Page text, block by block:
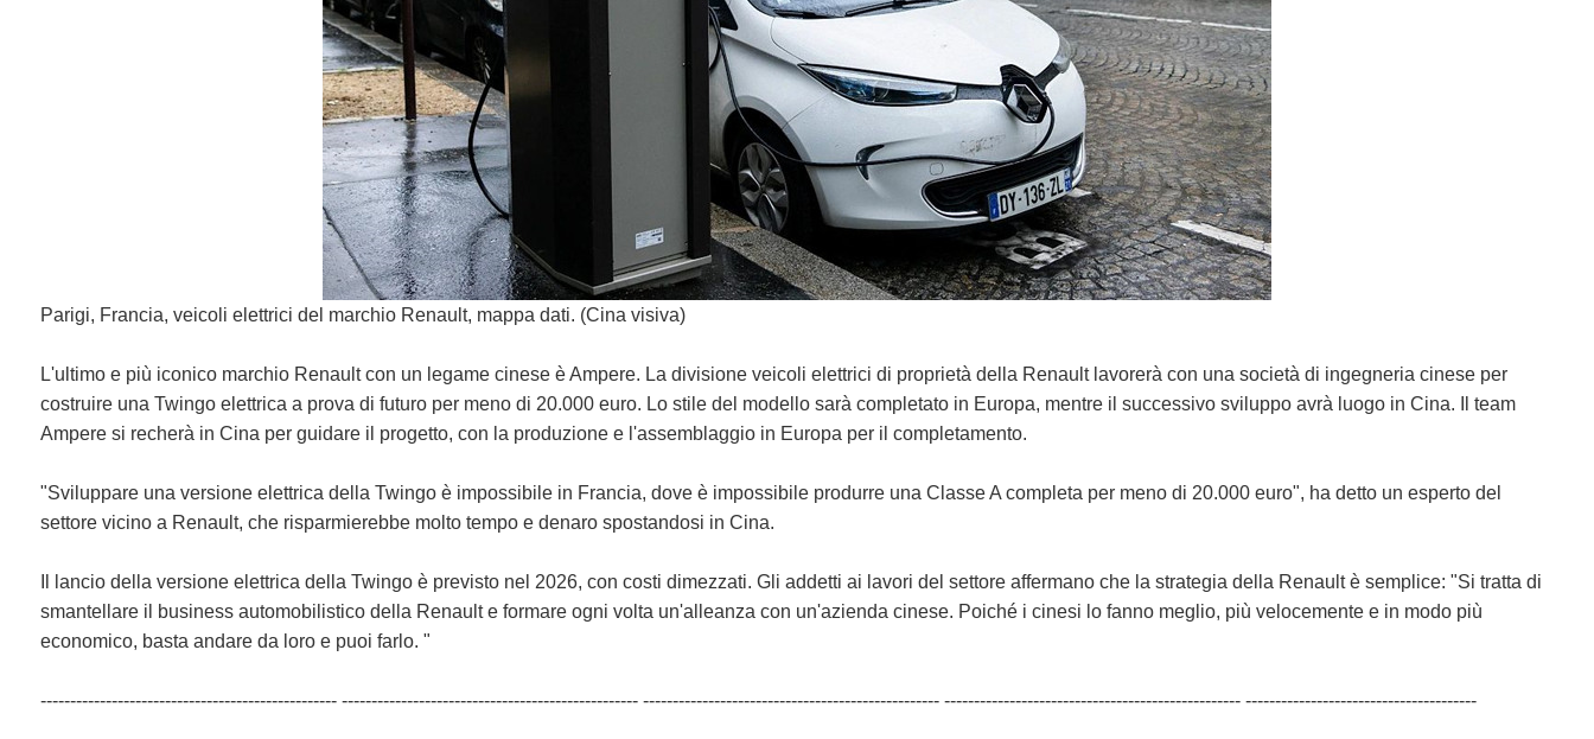
Parigi, Francia, veicoli elettrici del marchio Renault, mappa dati. (Cina visiva)
L'ultimo e più iconico marchio Renault con un legame cinese è Ampere. La divisione veicoli elettrici di proprietà della Renault lavorerà con una società di ingegneria cinese per
costruire una Twingo elettrica a prova di futuro per meno di 20.000 euro. Lo stile del modello sarà completato in Europa, mentre il successivo sviluppo avrà luogo in Cina. Il team
Ampere si recherà in Cina per guidare il progetto, con la produzione e l'assemblaggio in Europa per il completamento.
"Sviluppare una versione elettrica della Twingo è impossibile in Francia, dove è impossibile produrre una Classe A completa per meno di 20.000 euro", ha detto un esperto del
settore vicino a Renault, che risparmierebbe molto tempo e denaro spostandosi in Cina.
Il lancio della versione elettrica della Twingo è previsto nel 2026, con costi dimezzati. Gli addetti ai lavori del settore affermano che la strategia della Renault è semplice: "Si tratta di
smantellare il business automobilistico della Renault e formare ogni volta un'alleanza con un'azienda cinese. Poiché i cinesi lo fanno meglio, più velocemente e in modo più
economico, basta andare da loro e puoi farlo. "
-------------------------------------------------- -------------------------------------------------- -------------------------------------------------- -------------------------------------------------- ---------------------------------------